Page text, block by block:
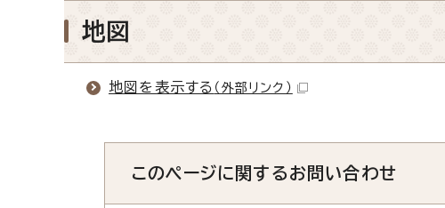
地図
地図を表示する （外部リンク）
このページに関するお問い合わせ